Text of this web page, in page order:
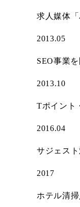
求人媒体
2013.05
SEO事業
2013.10
Tポイント
2016.04
サジェス
2017
ホテル清